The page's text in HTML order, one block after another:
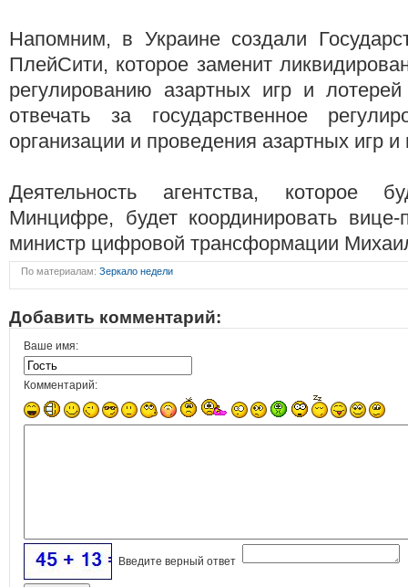
Напомним, в Украине создали
ПлейСити, которое заменит
регулированию азартных игр и
отвечать за государственное
организации и проведения азартных игр
Деятельность агентства, которое
Минцифре, будет координировать вице-
министр цифровой трансформации
По материалам: Зеркало недели
Добавить комментарий:
Ваше имя:
Комментарий:
Введите верный ответ